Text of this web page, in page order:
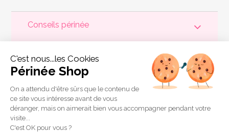
Conseils périnée
est précieux ! Il est donc primordial d'entretenir,
de muscler et de rééduquer le plancher pelvienpour éviter les
problèmes d'incontinence
, de pesanteur pelvienne, de manque
de sensations durant les rapports sexuels et de petites
fuites
a sélectionné les meilleures solutions
pour la rééducation périnéale et pour l'auto-traitement de
l'incontinence à domicile :
biofeedback,cônes vaginaux
connectées etaccessoires pour exercices de Kegel.
Copyright 2011 © Périnée Shop
C'est nous...les Cookies
Périnée Shop
On a attendu d'être sûrs que le contenu de
ce site vous intéresse avant de vous
déranger, mais on aimerait bien vous accompagner pendant votre
visite...
C'est OK pour vous ?